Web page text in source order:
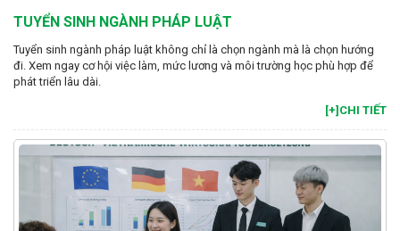
TUYỂN SINH NGÀNH PHÁP LUẬT
Tuyển sinh ngành pháp luật không chỉ là chọn ngành mà là chọn hướng
đi. Xem ngay cơ hội việc làm, mức lương và môi trường học phù hợp để
phát triển lâu dài.
[+]CHI TIẾT